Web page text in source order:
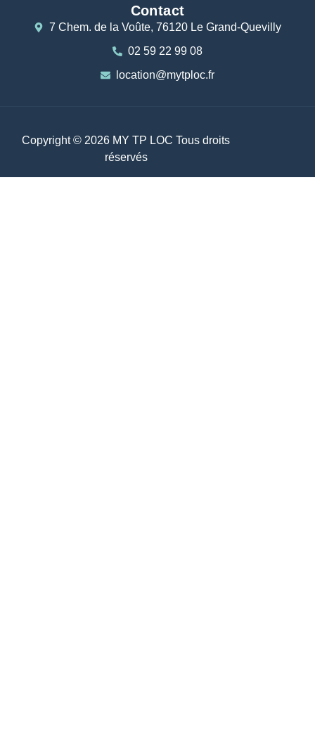
Contact
7 Chem. de la Voûte, 76120 Le Grand-Quevilly
02 59 22 99 08
location@mytploc.fr
Copyright © 2026 MY TP LOC Tous droits
réservés